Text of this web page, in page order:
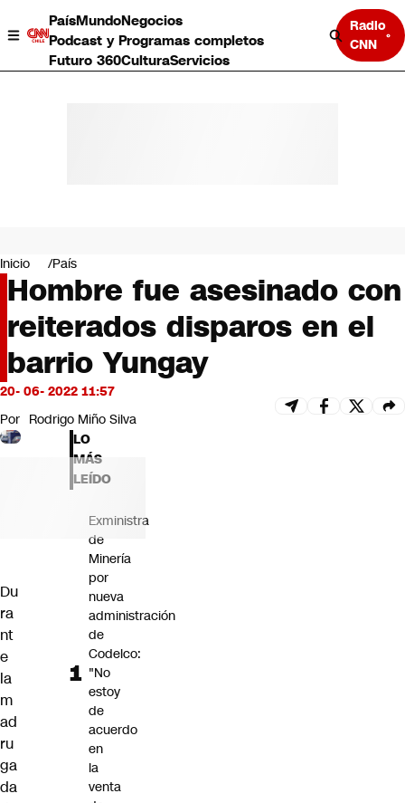
PaísMundoNegocios
Podcast y Programas completos
Futuro 360CulturaServicios
Radio
CNN
Negocios
Deportes
Programas completos
Cultura
Servicios
Bits
CNN tiempo
Futuro 360
Opinión
Inicio País
Hombre fue asesinado con
reiterados disparos en el
barrio Yungay
20- 06- 2022 11:57
Por Rodrigo Miño Silva
Du
ra
nt
e
la
m
ad
ru
ga
da
LO
MÁS
LEÍDO
Exministra
de
Minería
por
nueva
administración
de
Codelco:
"No
estoy
de
acuerdo
en
la
venta